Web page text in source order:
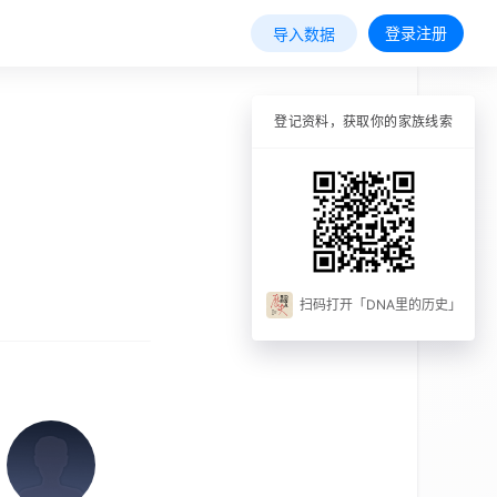
导入数据 登录注册
登记资料，获取你的家族线索
扫码打开「DNA里的历史」